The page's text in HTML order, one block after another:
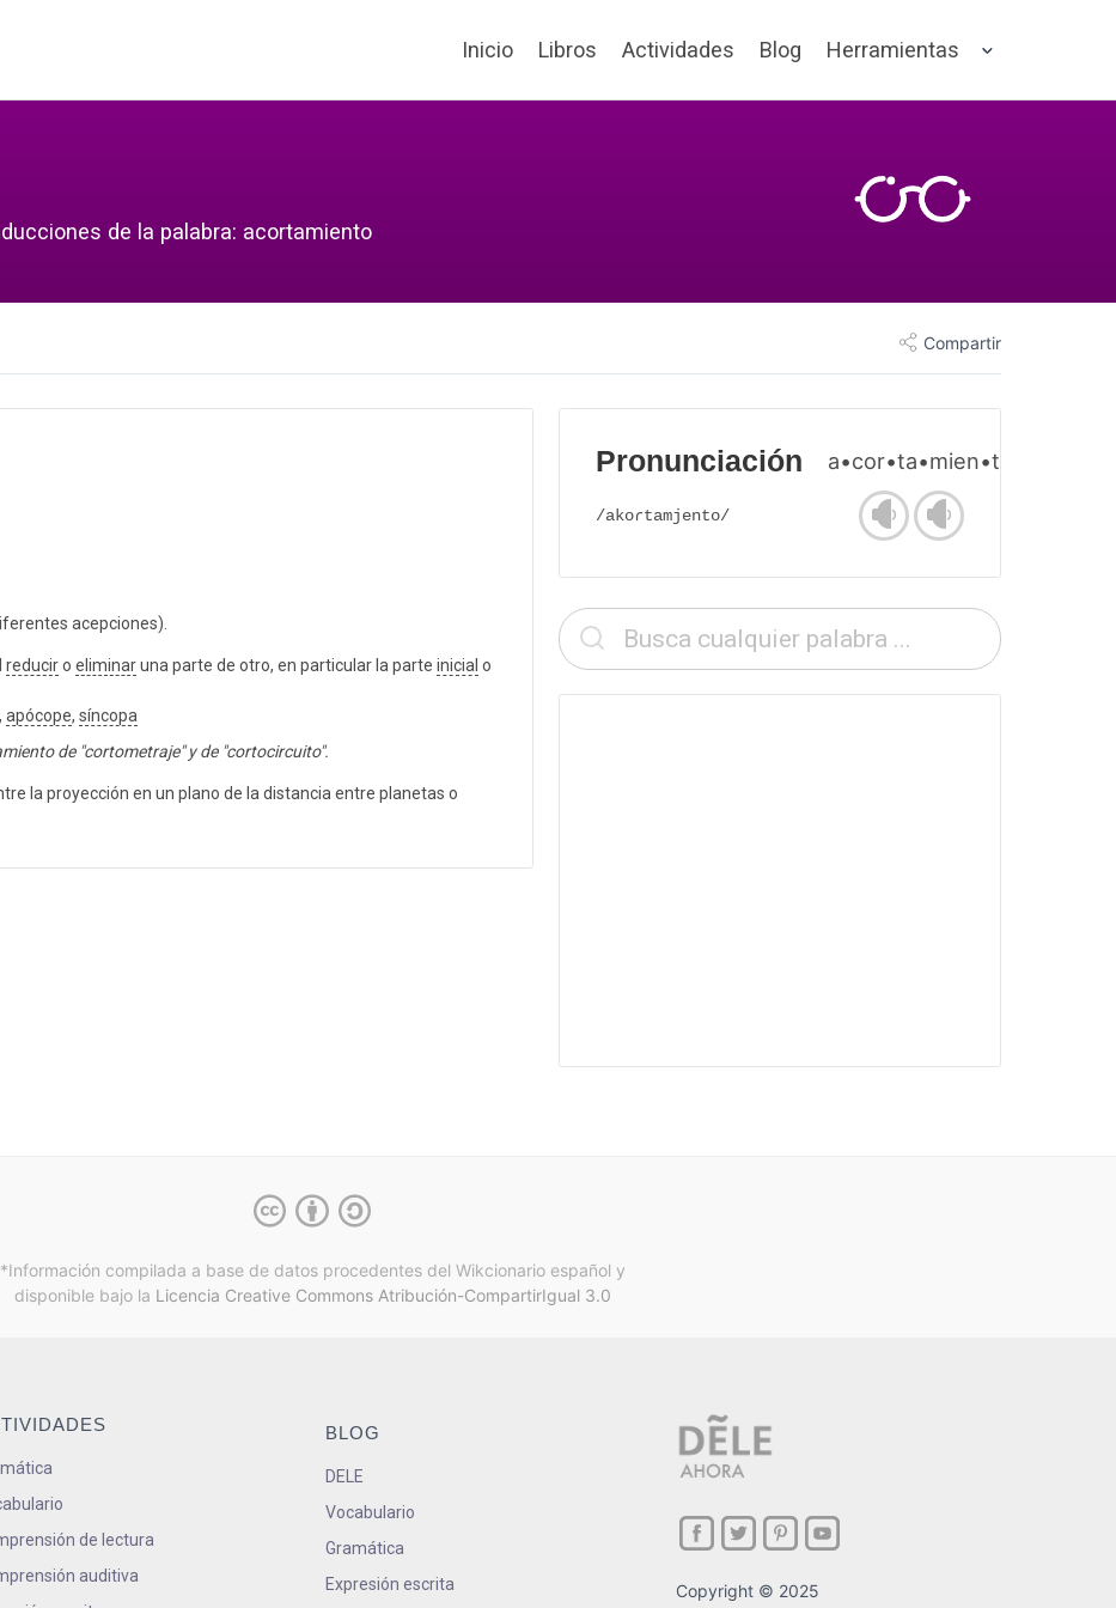
Inicio Libros Actividades Blog Herramientas
de la palabra: acortamiento
Compartir
acepciones).
reduciro eliminaruna parte de otro, en particular la parte inicial o
, apócope, síncopa
de "cortometraje" y de "cortocircuito".
la proyección en un plano de la distancia entre planetas o
Pronunciación a•cor•ta•mien•to
/akoɾtamjento/
*Información compilada a base de datos procedentes del Wikcionario español y
disponible bajo la Licencia Creative Commons Atribución-CompartirIgual 3.0
de lectura
auditiva
BLOG
DELE
Vocabulario
Gramática
Expresión escrita
Copyright © 2025